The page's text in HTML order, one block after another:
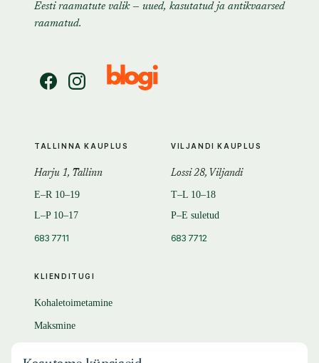
Eesti raamatute valik — uued, kasutatud ja antikvaarsed
raamatud.
KLIENDITUGI
Kohaletoimetamine
Maksmine
TALLINNA KAUPLUS
Harju 1, Tallinn
E–R 10–19
L–P 10–17
683 7711
VILJANDI KAUPLUS
Lossi 28, Viljandi
T–L 10–18
P–E suletud
683 7712